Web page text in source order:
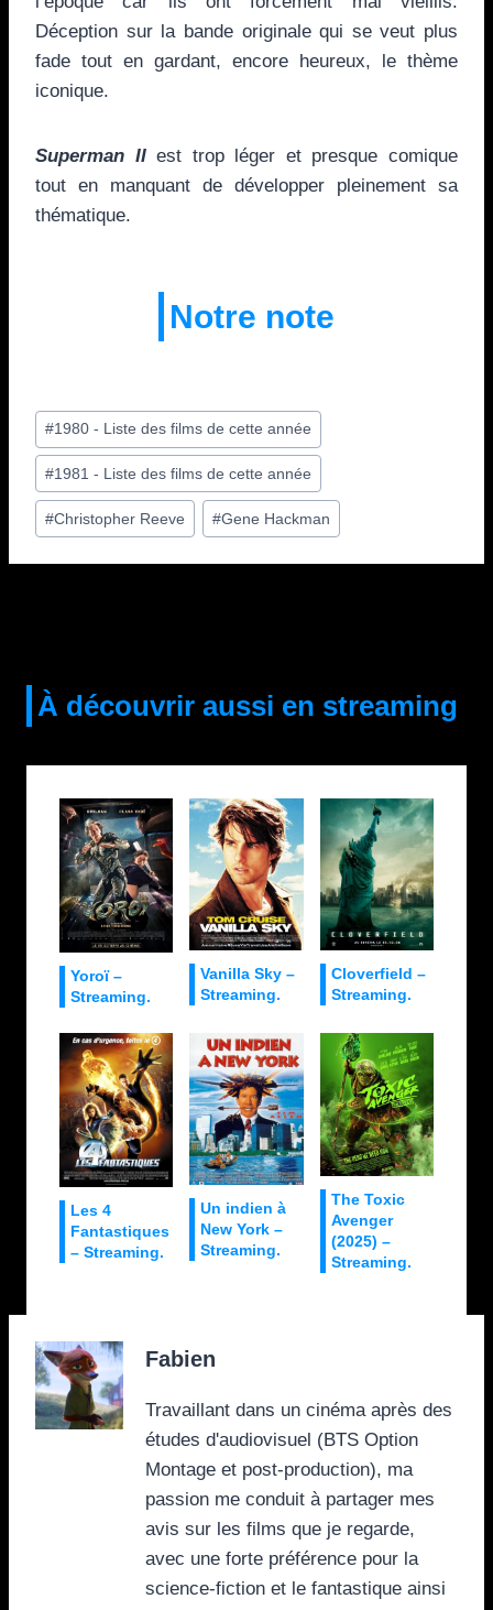
Déception sur la bande originale qui se veut plus
fade tout en gardant, encore heureux, le thème
iconique.
Superman IIest trop léger et presque comique
tout en manquant de développer pleinement sa
thématique.
Notre note
Étiquettes
de
la
publication :
#1980 - Liste des films de cette année
#1981 - Liste des films de cette année
#Christopher Reeve #Gene Hackman
À découvrir aussi en streaming
Yoroï –
Streaming.
Vanilla Sky –
Streaming.
Cloverfield –
Streaming.
Les 4
Fantastiques
– Streaming.
Un indien à
New York –
Streaming.
The Toxic
Avenger
(2025) –
Streaming.
Fabien
Travaillant dans un cinéma après des
études d'audiovisuel (BTS Option
Montage et post-production), ma
passion me conduit à partager mes
avis sur les films que je regarde,
avec une forte préférence pour la
science-fiction et le fantastique ainsi